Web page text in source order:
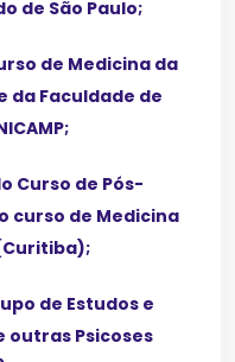
de São Paulo;
de Medicina da
da Faculdade de
Curso de Pós-
curso de Medicina
de Estudos e
outras Psicoses